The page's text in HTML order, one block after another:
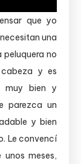
que yo
una
peluquera no
y es
muy bien y
parezca un
y bien
Le convencí
meses,